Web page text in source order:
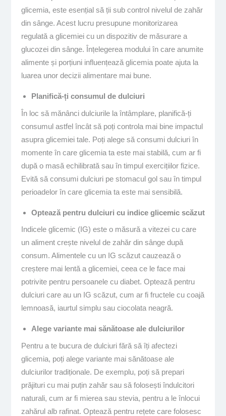
glicemia, este esențial să ții sub control nivelul de zahăr
din sânge. Acest lucru presupune monitorizarea
regulată a glicemiei cu un dispozitiv de măsurare a
glucozei din sânge. Înțelegerea modului în care anumite
alimente și porțiuni influențează glicemia poate ajuta la
luarea unor decizii alimentare mai bune.
Planifică-ți consumul de dulciuri
În loc să mănânci dulciurile la întâmplare, planifică-ți
consumul astfel încât să poți controla mai bine impactul
asupra glicemiei tale. Poți alege să consumi dulciuri în
momente în care glicemia ta este mai stabilă, cum ar fi
după o masă echilibrată sau în timpul exercițiilor fizice.
Evită să consumi dulciuri pe stomacul gol sau în timpul
perioadelor în care glicemia ta este mai sensibilă.
Optează pentru dulciuri cu indice glicemic scăzut
Indicele glicemic (IG) este o măsură a vitezei cu care
un aliment crește nivelul de zahăr din sânge după
consum. Alimentele cu un IG scăzut cauzează o
creștere mai lentă a glicemiei, ceea ce le face mai
potrivite pentru persoanele cu diabet. Optează pentru
dulciuri care au un IG scăzut, cum ar fi fructele cu coajă
lemnoasă, iaurtul simplu sau ciocolata neagră.
Alege variante mai sănătoase ale dulciurilor
Pentru a te bucura de dulciuri fără să îți afectezi
glicemia, poți alege variante mai sănătoase ale
dulciurilor tradiționale. De exemplu, poți să prepari
prăjituri cu mai puțin zahăr sau să folosești îndulcitori
naturali, cum ar fi mierea sau stevia, pentru a le înlocui
zahărul alb rafinat. Optează pentru rețete care folosesc